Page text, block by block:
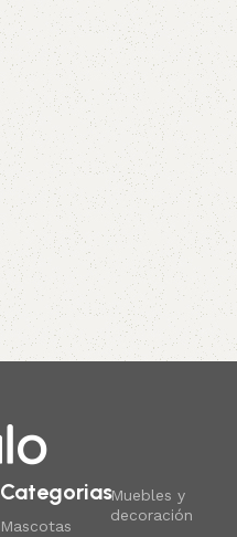
Categorias
Mascotas
Muebles y
decoración